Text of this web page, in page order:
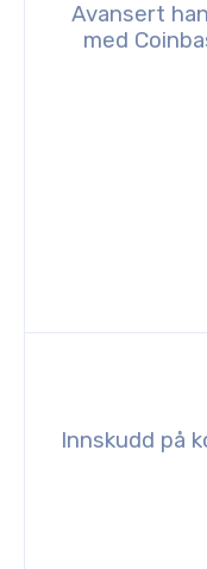
Avansert
med
Innskudd på